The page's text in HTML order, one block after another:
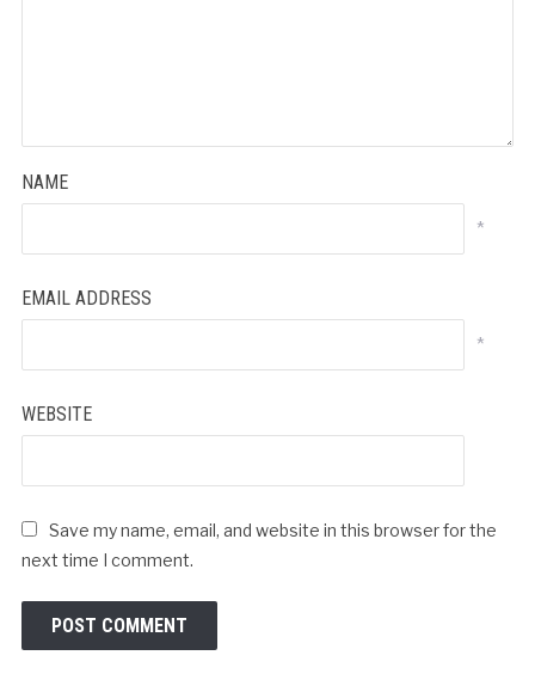
NAME
*
EMAIL ADDRESS
*
WEBSITE
Save my name, email, and website in this browser for the
next time I comment.